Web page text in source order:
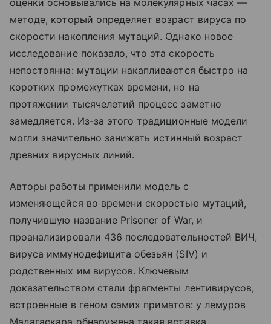
методе, который определяет возраст вируса по
скорости накопления мутаций. Однако новое
исследование показало, что эта скорость
непостоянна: мутации накапливаются быстро на
коротких промежутках времени, но на
протяжении тысячелетий процесс заметно
замедляется. Из-за этого традиционные модели
могли значительно занижать истинный возраст
древних вирусных линий.
Авторы работы применили модель с
изменяющейся во времени скоростью мутаций,
получившую название Prisoner of War, и
проанализировали 436 последовательностей ВИЧ,
вируса иммунодефицита обезьян (SIV) и
родственных им вирусов. Ключевым
доказательством стали фрагменты лентивирусов,
встроенные в геном самих приматов: у лемуров
Мадагаскара обнаружена такая вставка